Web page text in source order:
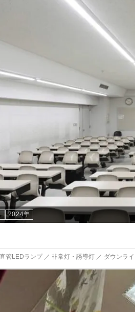
2024年
管LEDランプ ／ 非常灯・誘導灯 ／ ダウンラ